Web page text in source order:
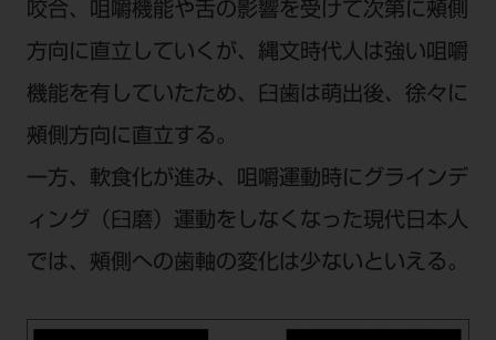
咬合、咀嚼機能や舌の影響を受けて次第に頰側
方向に直立していくが、縄文時代人は強い咀嚼
機能を有していたため、臼歯は萌出後、徐々に
頰側方向に直立する。
一方、軟食化が進み、咀嚼運動時にグラインデ
ィング（臼磨）運動をしなくなった現代日本人
では、頰側への歯軸の変化は少ないといえる。